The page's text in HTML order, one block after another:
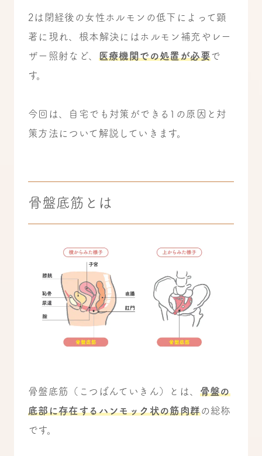
2は閉経後の女性ホルモンの低下によって顕
著に現れ、根本解決にはホルモン補充やレー
ザー照射など、 医療機関での処置が必要で
す。
今回は、自宅でも対策ができる1の原因と対
策方法について解説していきます。
骨盤底筋とは
骨盤底筋（こつばんていきん）とは、 骨盤の
底部に存在するハンモック状の筋肉群の総称
です。